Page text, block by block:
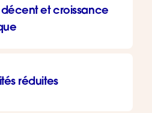
décent et croissance
réduites